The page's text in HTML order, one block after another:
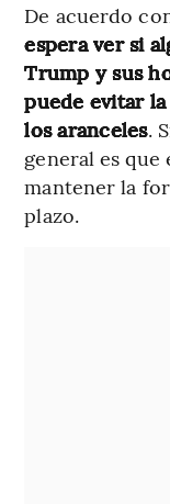
De acuerdo
espera ver si
Trump y sus
puede evitar
los aranceles.
general es
mantener la
plazo.